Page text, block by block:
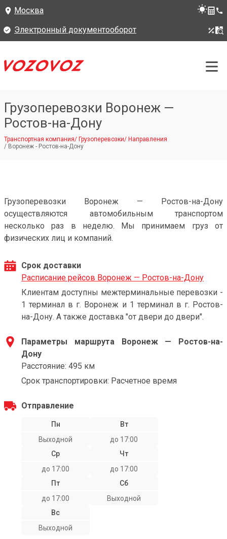
Москва
Электронный документооборот
Грузоперевозки Воронеж —
Ростов-на-Дону
Транспортная компания/ Грузоперевозки/ Направления
/ Воронеж - Ростов-на-Дону
Грузоперевозки Воронеж — Ростов-на-Дону
осуществляются автомобильным транспортом
несколько раз в неделю. Мы принимаем груз от
физических лиц и компаний.
Срок доставки
Расписание рейсов Воронеж — Ростов-на-Дону
Клиентам доступны межтерминальные перевозки -
1 терминал в г. Воронеж и 1 терминал в г. Ростов-
на-Дону. А также доставка "от двери до двери".
Параметры маршрута Воронеж — Ростов-на-
Дону
Расстояние: 495 км
Срок транспортировки: Расчетное время
Отправление
Пн
Выходной
Вт
до 17:00
Ср
до 17:00
Чт
до 17:00
Пт
до 17:00
Сб
Выходной
Вс
Выходной